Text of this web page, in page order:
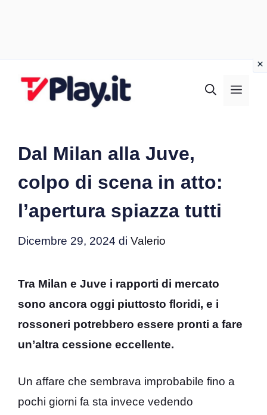
Dal Milan alla Juve,
colpo di scena in atto:
l’apertura spiazza tutti
Dicembre 29, 2024 di Valerio
Tra Milan e Juve i rapporti di mercato
sono ancora oggi piuttosto floridi, e i
rossoneri potrebbero essere pronti a fare
un’altra cessione eccellente.
Un affare che sembrava improbabile fino a
pochi giorni fa sta invece vedendo